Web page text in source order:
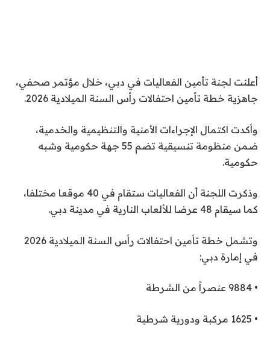
أعلنت لجنة تأمين الفعاليات في دبي، خلال مؤتمر صحفي،
جاهزية خطة تأمين احتفالات رأس السنة الميلادية 2026.
وأكدت اكتمال الإجراءات الأمنية والتنظيمية والخدمية،
ضمن منظومة تنسيقية تضم 55 جهة حكومية وشبه
حكومية.
وذكرت اللجنة أن الفعاليات ستقام في 40 موقعا مختلفا،
كما سيقام 48 عرضا للألعاب النارية في مدينة دبي.
وتشمل خطة تأمين احتفالات رأس السنة الميلادية 2026
في إمارة دبي:
• 9884 عنصراً من الشرطة
• 1625 مركبة ودورية شرطية